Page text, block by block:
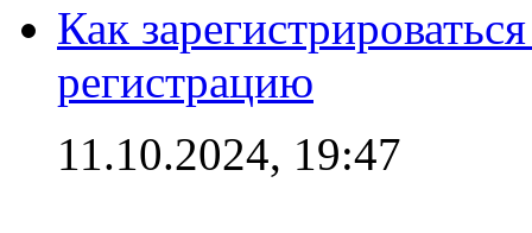
Как
регистрацию
11.10.2024, 19:47